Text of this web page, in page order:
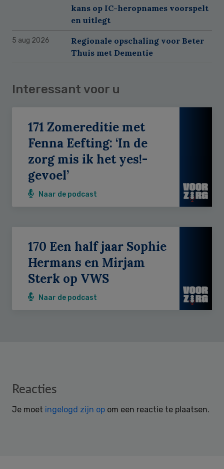
kans op IC-heropnames voorspelt
en uitlegt
5 aug 2026
Regionale opschaling voor Beter
Thuis met Dementie
Interessant voor u
171 Zomereditie met
Fenna Eefting: ‘In de
zorg mis ik het yes!-
gevoel’
Naar de podcast
170 Een half jaar Sophie
Hermans en Mirjam
Sterk op VWS
Naar de podcast
Reader
Reacties
Je moet ingelogd zijn op om een reactie te plaatsen.